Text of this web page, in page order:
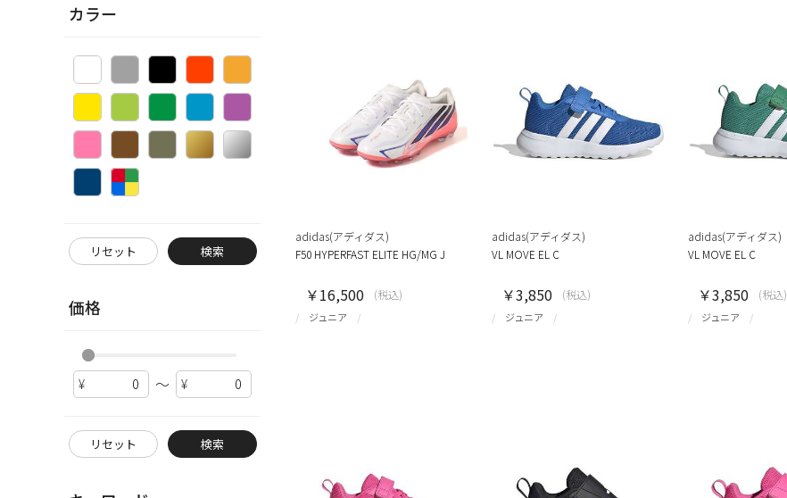
カラー
リセット 検索
価格
～
リセット 検索
adidas(アディダス)
F50 HYPERFAST ELITE HG/MG J
ジュニア
￥16,500 (税込)
adidas(アディダス)
VL MOVE EL C
ジュニア
￥3,850 (税込)
adidas(アディダス)
VL MOVE EL C
ジュニア
￥3,850 (税込)